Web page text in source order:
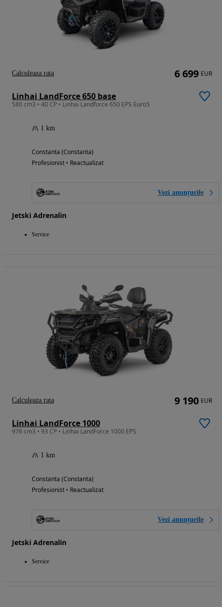
Linhai LandForce 650 base
580 cm3 • 40 CP • Linhai Landforce 650 EPS Euro5
1 km
Constanta (Constanta)
Profesionist • Reactualizat
Vezi anunțurile
Jetski Adrenalin
Service
6 699 EUR
Calculeaza rata
Linhai LandForce 1000
976 cm3 • 93 CP • Linhai LandForce 1000 EPS
1 km
Constanta (Constanta)
Profesionist • Reactualizat
Vezi anunțurile
Jetski Adrenalin
Service
9 190 EUR
Calculeaza rata